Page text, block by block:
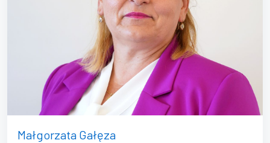
Małgorzata Gałęza